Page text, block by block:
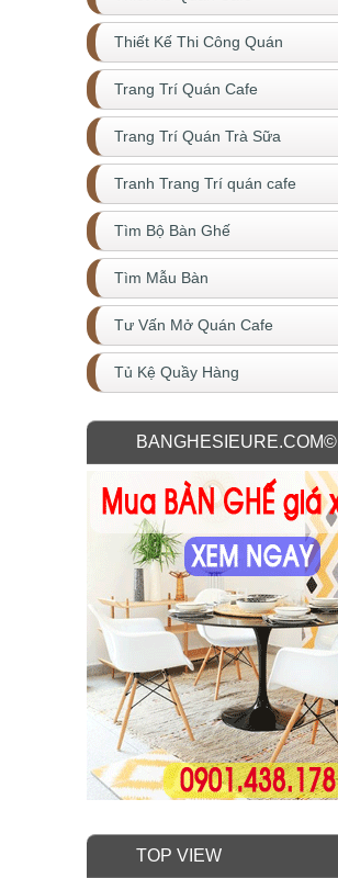
Thiết Kế Thi Công Quán
Trang Trí Quán Cafe
Trang Trí Quán Trà Sữa
Tranh Trang Trí quán cafe
Tìm Bộ Bàn Ghế
Tìm Mẫu Bàn
Tư Vấn Mở Quán Cafe
Tủ Kệ Quầy Hàng
BANGHESIEURE.COM©
TOP VIEW